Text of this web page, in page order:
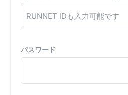
パスワード